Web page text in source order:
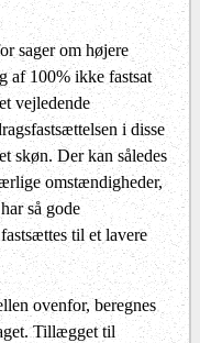
sager om højere
af 100% ikke fastsat
vejledende
i disse
skøn. Der kan således
omstændigheder,
så gode
til et lavere
ovenfor, beregnes
Tillægget til